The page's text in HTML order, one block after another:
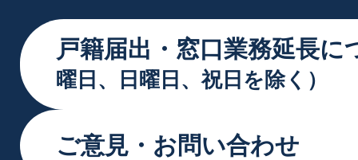
戸籍届出・窓口業務延長に
曜日、日曜日、祝日を除く）
ご意見・お問い合わせ